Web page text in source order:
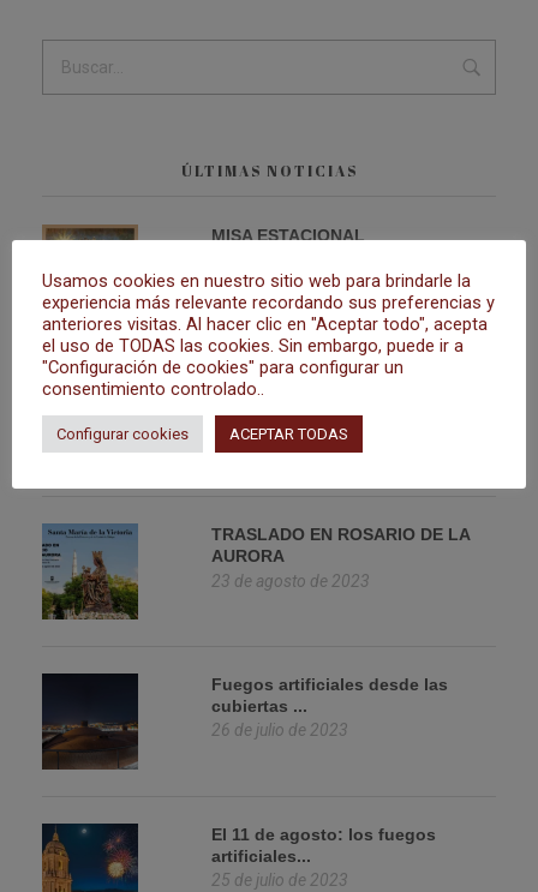
ÚLTIMAS NOTICIAS
MISA ESTACIONAL
SOLEMNE NOVENA
TRASLADO EN ROSARIO DE LA
AURORA
23 de agosto de 2023
Fuegos artificiales desde las
cubiertas ...
26 de julio de 2023
El 11 de agosto: los fuegos
artificiales...
25 de julio de 2023
Usamos cookies en nuestro sitio web para brindarle la
experiencia más relevante recordando sus preferencias y
anteriores visitas. Al hacer clic en "Aceptar todo", acepta
el uso de TODAS las cookies. Sin embargo, puede ir a
"Configuración de cookies" para configurar un
consentimiento controlado..
Configurar cookies ACEPTAR TODAS